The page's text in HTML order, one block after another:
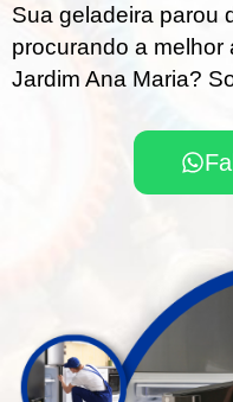
Sua geladeira parou
procurando a
Jardim Ana Maria?